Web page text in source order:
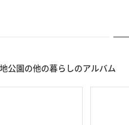
公園の他の暮らしのアルバム